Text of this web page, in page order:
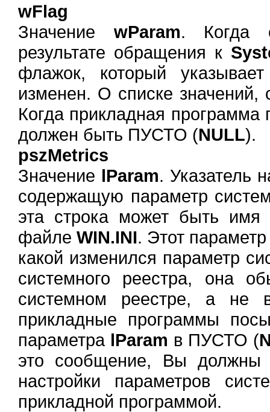
wFlag
Значение wParam. Когда
результате обращения к
флажок, который
изменен. О списке
Когда прикладная
должен быть ПУСТО (NULL).
pszMetrics
Значение lParam. Указатель
содержащую параметр
эта строка может быть
файлеWIN.INI. Этот
какой изменился параметр
системного реестра, она
системном реестре, а не
прикладные программы
параметра lParam в ПУСТО (
это сообщение, Вы должны
настройки параметров
прикладной программой.